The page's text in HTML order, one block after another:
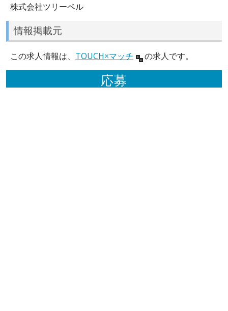
株式会社ツリーベル
情報掲載元
この求人情報は、 TOUCH×マッチ の求人です。
応募